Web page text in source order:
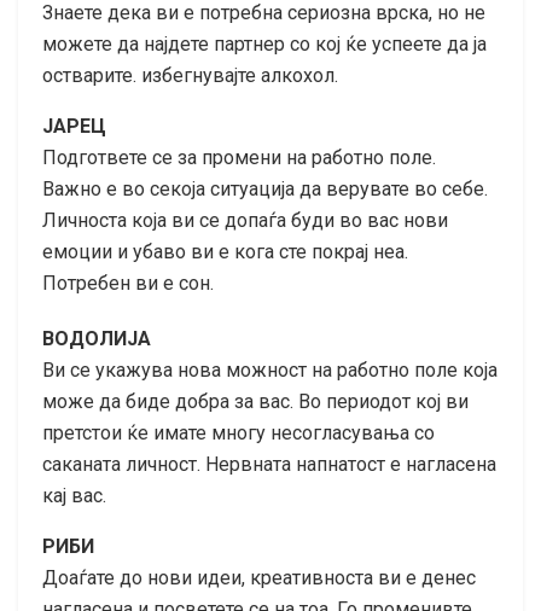
Знаете дека ви е потребна сериозна врска, но не
можете да најдете партнер со кој ќе успеете да ја
остварите. избегнувајте алкохол.
ЈАРЕЦ
Подгответе се за промени на работно поле.
Важно е во секоја ситуација да верувате во себе.
Личноста која ви се допаѓа буди во вас нови
емоции и убаво ви е кога сте покрај неа.
Потребен ви е сон.
ВОДОЛИЈА
Ви се укажува нова можност на работно поле која
може да биде добра за вас. Во периодот кој ви
претстои ќе имате многу несогласувања со
саканата личност. Нервната напнатост е нагласена
кај вас.
РИБИ
Доаѓате до нови идеи, креативноста ви е денес